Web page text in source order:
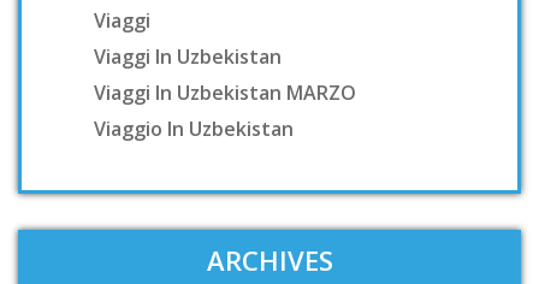
Viaggi
Viaggi In Uzbekistan
Viaggi In Uzbekistan MARZO
Viaggio In Uzbekistan
ARCHIVES